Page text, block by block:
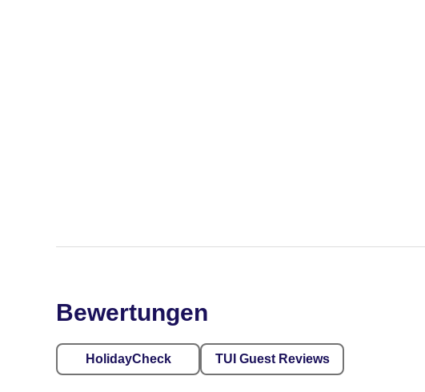
Bewertungen
HolidayCheck TUI Guest Reviews